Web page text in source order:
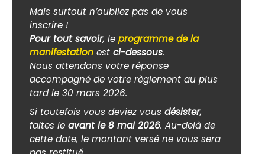
Mais surtout n’oubliez pas de vous
inscrire !
Pour tout savoir, le programme de la
manifestation est ci-dessous.
Nous attendons votre réponse
accompagné de votre règlement au plus
tard le 30 mars 2026.
Si toutefois vous deviez vous désister,
faites le avant le 8 mai 2026. Au-delà de
cette date, le montant versé ne vous sera